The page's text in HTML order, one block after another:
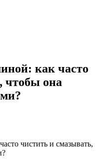
как часто
чтобы она
чистить и смазывать,